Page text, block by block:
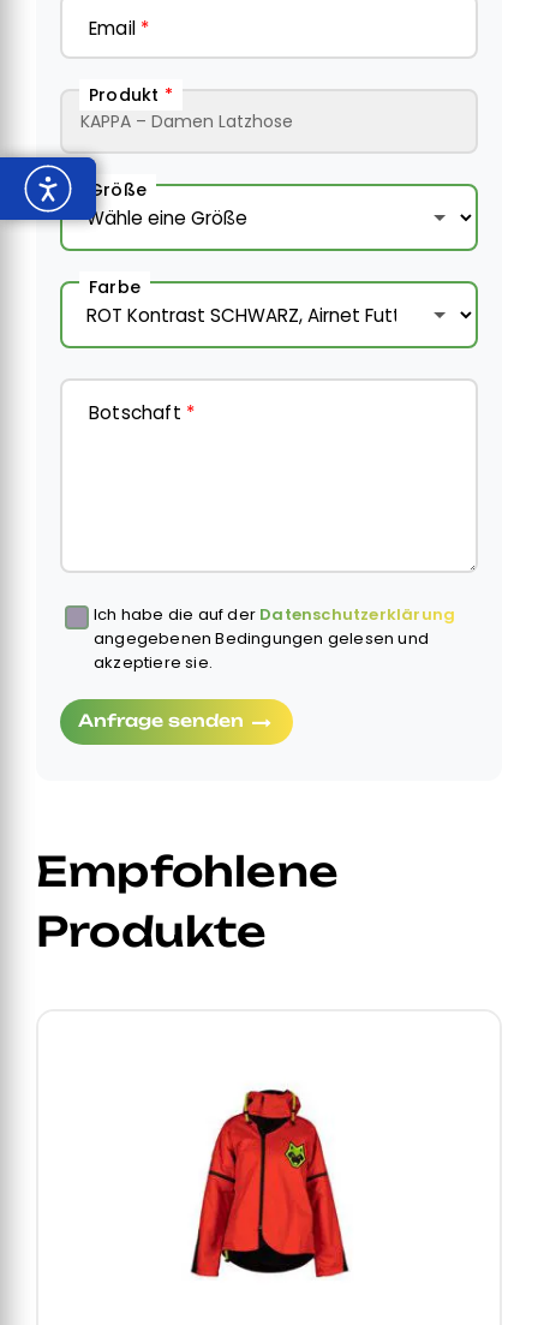
Email *
Produkt *
Größe
Farbe
Botschaft *
Obbligatorio
Ich habe die auf der Datenschutzerklärung
angegebenen Bedingungen gelesen und
akzeptiere sie.
Anfrage senden
Empfohlene
Produkte